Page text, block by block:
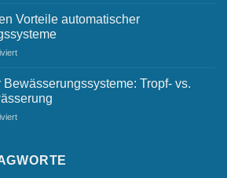
Bewässerungsanlagen:
Must-
Have
jeden
Gastgarten
Vorteile automatischer
für
wichtigsten
automatischer
Bewässerungssysteme
Tropf- vs.
für
Bewässerungssysteme: